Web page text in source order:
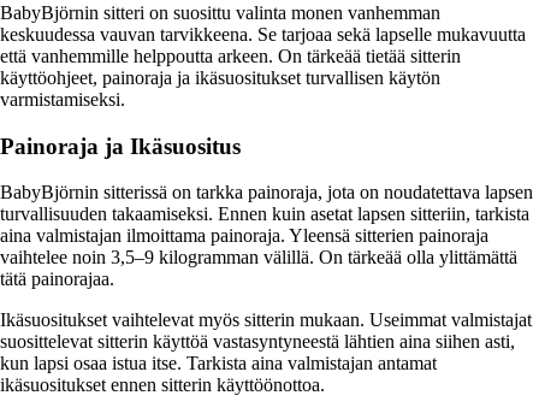
BabyBjörnin sitteri on suosittu valinta monen vanhemman
keskuudessa vauvan tarvikkeena. Se tarjoaa sekä lapselle mukavuutta
että vanhemmille helppoutta arkeen. On tärkeää tietää sitterin
käyttöohjeet, painoraja ja ikäsuositukset turvallisen käytön
varmistamiseksi.
Painoraja ja Ikäsuositus
BabyBjörnin sitterissä on tarkka painoraja, jota on noudatettava lapsen
turvallisuuden takaamiseksi. Ennen kuin asetat lapsen sitteriin, tarkista
aina valmistajan ilmoittama painoraja. Yleensä sitterien painoraja
vaihtelee noin 3,5–9 kilogramman välillä. On tärkeää olla ylittämättä
tätä painorajaa.
Ikäsuositukset vaihtelevat myös sitterin mukaan. Useimmat valmistajat
suosittelevat sitterin käyttöä vastasyntyneestä lähtien aina siihen asti,
kun lapsi osaa istua itse. Tarkista aina valmistajan antamat
ikäsuositukset ennen sitterin käyttöönottoa.